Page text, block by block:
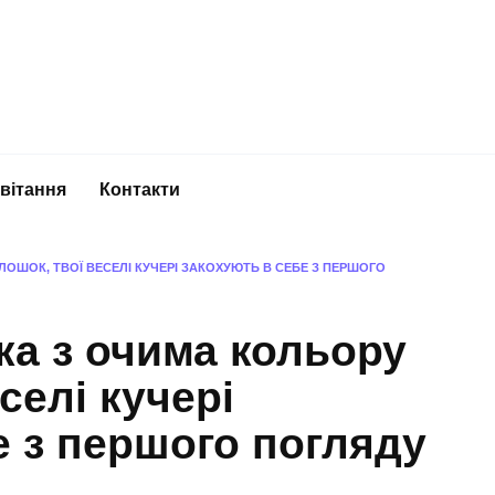
Контакти
ТВОЇ ВЕСЕЛІ КУЧЕРІ ЗАКОХУЮТЬ В СЕБЕ З ПЕРШОГО
з очима кольору
кучері
з першого погляду